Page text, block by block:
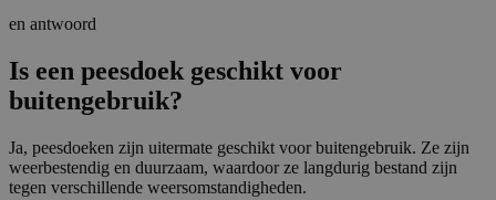
en antwoord
Is een peesdoek geschikt voor
buitengebruik?
Ja, peesdoeken zijn uitermate geschikt voor buitengebruik. Ze zijn
weerbestendig en duurzaam, waardoor ze langdurig bestand zijn
tegen verschillende weersomstandigheden.